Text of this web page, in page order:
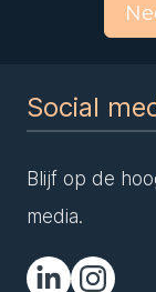
Social
Blijf op de
media.